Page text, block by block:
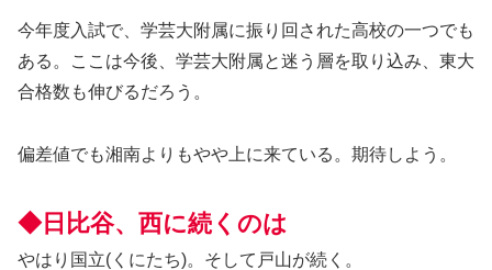
今年度入試で、学芸大附属に振り回された高校の一つでも
ある。ここは今後、学芸大附属と迷う層を取り込み、東大
合格数も伸びるだろう。
偏差値でも湘南よりもやや上に来ている。期待しよう。
◆日比谷、西に続くのは
やはり国立(くにたち)。そして戸山が続く。